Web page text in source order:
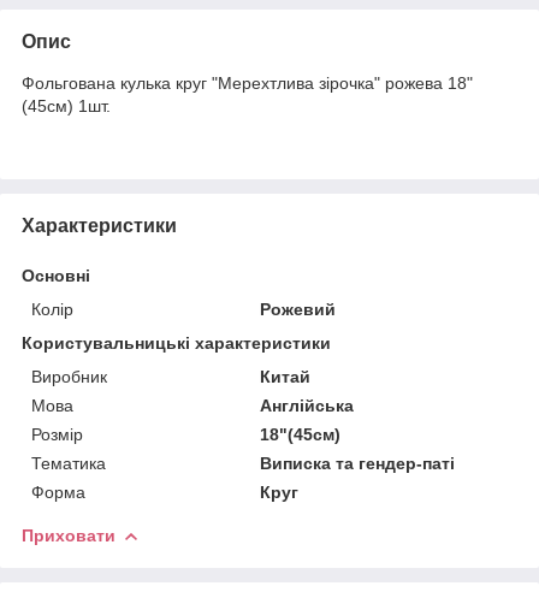
Опис
Фольгована кулька круг "Мерехтлива зірочка" рожева 18"
(45см) 1шт.
Характеристики
Основні
Колір
Рожевий
Користувальницькі характеристики
Виробник
Китай
Мова
Англійська
Розмір
18"(45см)
Тематика
Виписка та гендер-паті
Форма
Круг
Приховати